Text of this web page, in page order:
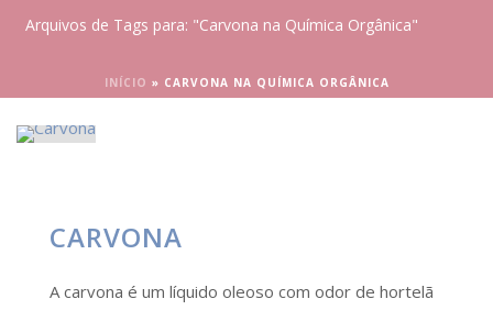
Arquivos de Tags para: "Carvona na Química Orgânica"
INÍCIO » CARVONA NA QUÍMICA ORGÂNICA
CARVONA
A carvona é um líquido oleoso com odor de hortelã